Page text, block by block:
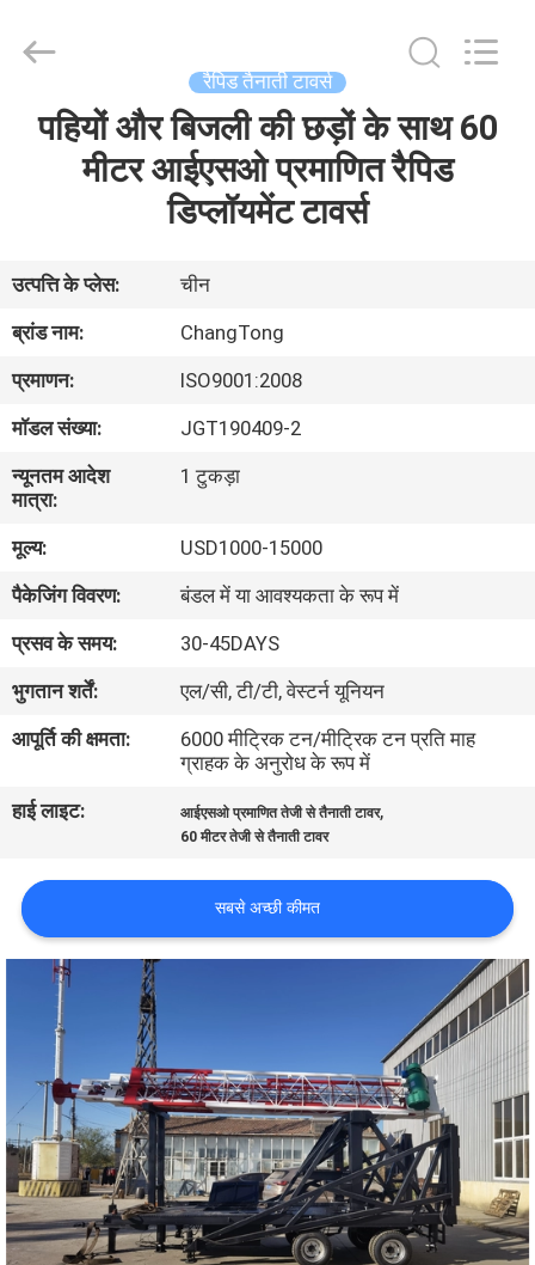
हमारे
बारे
में
कारखाना
भ्रमण
गुणवत्ता
नियंत्रण
संपर्क
करें
समाचार
एक
उद्धरण
की
विनती
साइटमैप
PRIVACY
POLICY
Structure
Reserved.
रैपिड तैनाती टावर्स
पहियों और बिजली की छड़ों के साथ 60
मीटर आईएसओ प्रमाणित रैपिड
डिप्लॉयमेंट टावर्स
उत्पत्ति के प्लेस:
चीन
ब्रांड नाम:
ChangTong
प्रमाणन:
ISO9001:2008
मॉडल संख्या:
JGT190409-2
न्यूनतम आदेश
मात्रा:
1 टुकड़ा
मूल्य:
USD1000-15000
पैकेजिंग विवरण:
बंडल में या आवश्यकता के रूप में
प्रसव के समय:
30-45DAYS
भुगतान शर्तें:
एल/सी, टी/टी, वेस्टर्न यूनियन
आपूर्ति की क्षमता:
6000 मीट्रिक टन/मीट्रिक टन प्रति माह
ग्राहक के अनुरोध के रूप में
हाई लाइट:
आईएसओ प्रमाणित तेजी से तैनाती टावर,
60 मीटर तेजी से तैनाती टावर
सबसे अच्छी कीमत